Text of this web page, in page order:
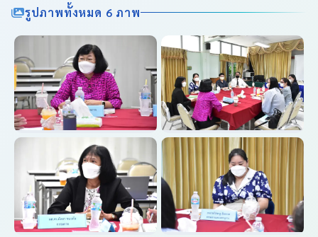
รูปภาพทั้งหมด 6 ภาพ